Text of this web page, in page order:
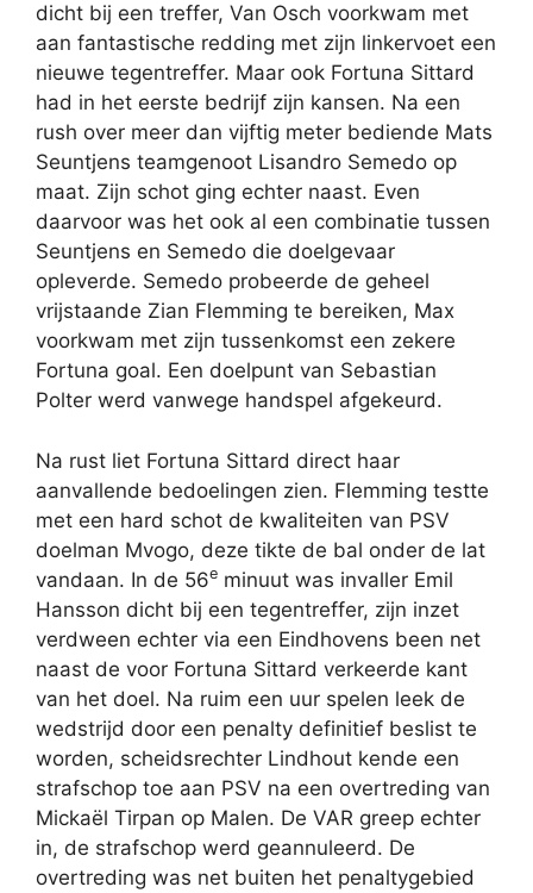
dicht bij een treffer, Van Osch voorkwam met
aan fantastische redding met zijn linkervoet een
nieuwe tegentreffer. Maar ook Fortuna Sittard
had in het eerste bedrijf zijn kansen. Na een
rush over meer dan vijftig meter bediende Mats
Seuntjens teamgenoot Lisandro Semedo op
maat. Zijn schot ging echter naast. Even
daarvoor was het ook al een combinatie tussen
Seuntjens en Semedo die doelgevaar
opleverde. Semedo probeerde de geheel
vrijstaande Zian Flemming te bereiken, Max
voorkwam met zijn tussenkomst een zekere
Fortuna goal. Een doelpunt van Sebastian
Polter werd vanwege handspel afgekeurd.
Na rust liet Fortuna Sittard direct haar
aanvallende bedoelingen zien. Flemming testte
met een hard schot de kwaliteiten van PSV
doelman Mvogo, deze tikte de bal onder de lat
vandaan. In de 56e minuut was invaller Emil
Hansson dicht bij een tegentreffer, zijn inzet
verdween echter via een Eindhovens been net
naast de voor Fortuna Sittard verkeerde kant
van het doel. Na ruim een uur spelen leek de
wedstrijd door een penalty definitief beslist te
worden, scheidsrechter Lindhout kende een
strafschop toe aan PSV na een overtreding van
Mickaël Tirpan op Malen. De VAR greep echter
in, de strafschop werd geannuleerd. De
overtreding was net buiten het penaltygebied